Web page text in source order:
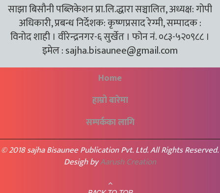
साझा बिसौनी पब्लिकेशन प्रा.लि.द्धारा सञ्चालित, अध्यक्ष: गोपी
अधिकारी, प्रबन्ध निर्देशक: कृष्णप्रसाद रेग्मी, सम्पादक :
विनोद शाही । वीरेन्द्रनगर-६ सुर्खेत । फोन नं. ०८३-५२०९८८ ।
इमेल :sajha.bisaunee@gmail.com
Home
हाम्रो बारेमा
सम्पर्कका लागि
© 2018 sajha Bisaunee Publication Pvt. Ltd. All Rights Reserved.
Desigh byAarush Creation